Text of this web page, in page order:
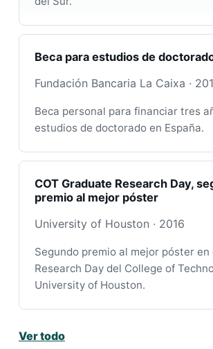
Beca para estudios de
Fundación Bancaria La Caixa ·
Beca personal para financiar tres
estudios de doctorado en España.
COT Graduate Research Day,
premio al mejor póster
University of Houston · 2016
Segundo premio al mejor póster en
Research Day del College of
University of Houston.
Ver todo